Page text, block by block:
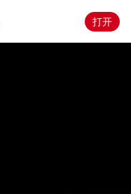
打开